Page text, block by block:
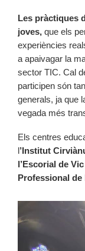
Les pràctiques
joves, que els
experiències
a apaivagar la
sector TIC. Cal
participen són
generals, ja que
vegada més
Els centres
l’Institut
l’Escorial de
Professional de